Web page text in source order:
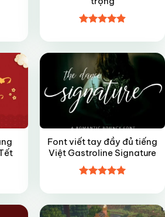
hạng4.95
sao
Font viết tay đầy đủ tiếng
Việt Gastroline Signature
hạng55
sao